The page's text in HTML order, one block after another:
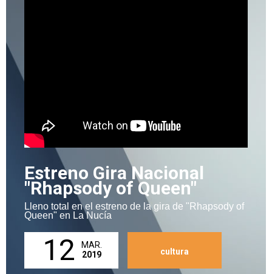
Estreno Gira Nacional
"Rhapsody of Queen"
Lleno total en el estreno de la gira de "Rhapsody of
Queen" en La Nucía
12
MAR.
2019
cultura